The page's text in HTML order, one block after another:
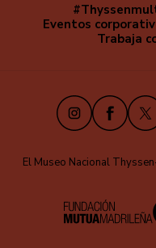
Navegación
secundaria
Eventos
Trabaja
InstagramFacebook
X
El Museo Nacional